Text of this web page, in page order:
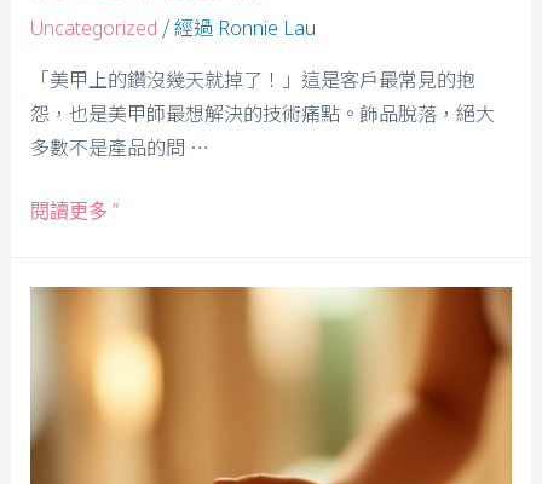
Uncategorized / 經過 Ronnie Lau
「美甲上的鑽沒幾天就掉了！」這是客戶最常見的抱
怨，也是美甲師最想解決的技術痛點。飾品脫落，絕大
多數不是產品的問 …
閱讀更多 ”